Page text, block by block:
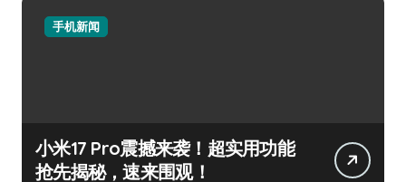
手机新闻
小米17 Pro震撼来袭！超实用功能
抢先揭秘，速来围观！